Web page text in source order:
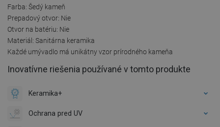
Farba: Šedý kameň
Prepadový otvor: Nie
Otvor na batériu: Nie
Materiál: Sanitárna keramika
Každé umývadlo má unikátny vzor prírodného kameňa
Inovatívne riešenia používané v tomto produkte
Keramika+
Ochrana pred UV